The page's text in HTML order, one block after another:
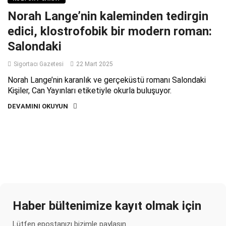
Norah Lange’nin kaleminden tedirgin
edici, klostrofobik bir modern roman:
Salondaki
Sigortacı Gazetesi 22 Mart 2025
Norah Lange’nin karanlık ve gerçeküstü romanı Salondaki
Kişiler, Can Yayınları etiketiyle okurla buluşuyor.
DEVAMINI OKUYUN
Haber bültenimize kayıt olmak için
Lütfen epostanızı bizimle paylaşın.